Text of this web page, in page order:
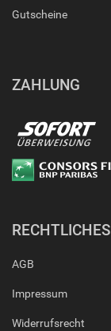
Gutscheine
ZAHLUNG
RECHTLICHES
AGB
Impressum
Widerrufsrecht